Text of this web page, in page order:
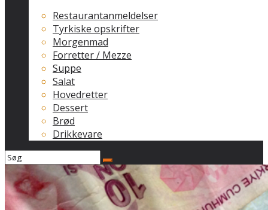
Restaurantanmeldelser
Tyrkiske opskrifter
Morgenmad
Forretter / Mezze
Suppe
Salat
Hovedretter
Dessert
Brød
Drikkevare